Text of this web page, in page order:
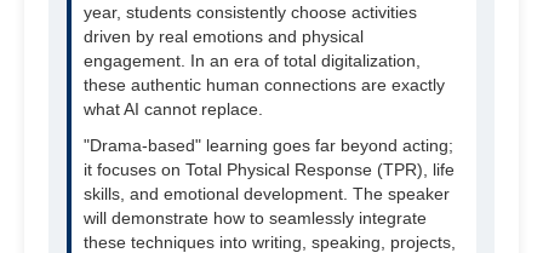
year, students consistently choose activities
driven by real emotions and physical
engagement. In an era of total digitalization,
these authentic human connections are exactly
what AI cannot replace.
"Drama-based" learning goes far beyond acting;
it focuses on Total Physical Response (TPR), life
skills, and emotional development. The speaker
will demonstrate how to seamlessly integrate
these techniques into writing, speaking, projects,